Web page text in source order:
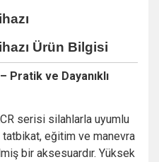
Ürün Bilgisi
Pratik ve Dayanıklı
serisi silahlarla uyumlu
eğitim ve manevra
bir aksesuardır. Yüksek